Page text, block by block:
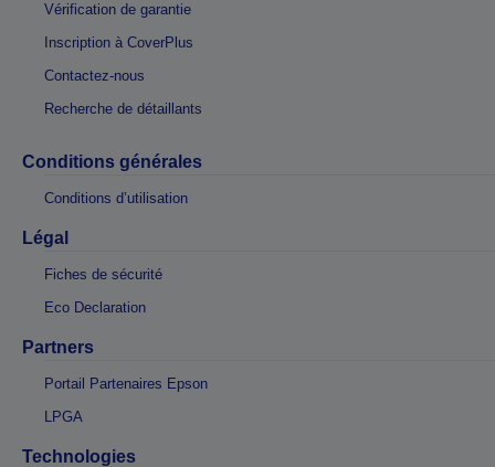
Vérification de garantie
Inscription à CoverPlus
Contactez-nous
Recherche de détaillants
Conditions générales
Conditions d’utilisation
Légal
Fiches de sécurité
Eco Declaration
Partners
Portail Partenaires Epson
LPGA
Technologies